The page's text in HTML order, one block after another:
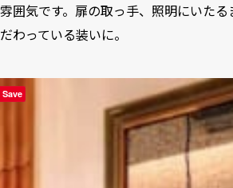
雰囲気です。扉の取っ手、照明にいたる
だわっている装いに。
Save